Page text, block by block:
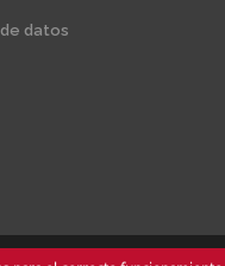
datos